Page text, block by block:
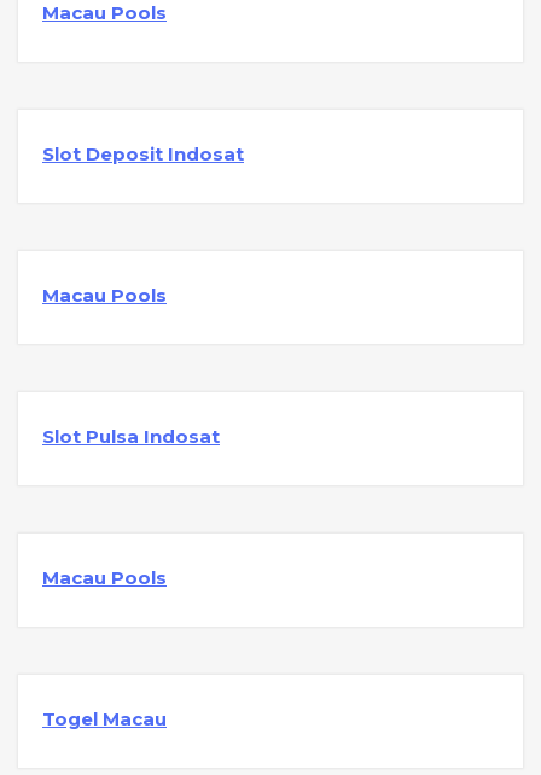
Macau Pools
Slot Deposit Indosat
Macau Pools
Slot Pulsa Indosat
Macau Pools
Togel Macau